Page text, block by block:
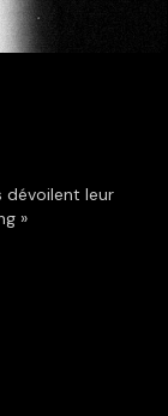
dévoilent leur
»